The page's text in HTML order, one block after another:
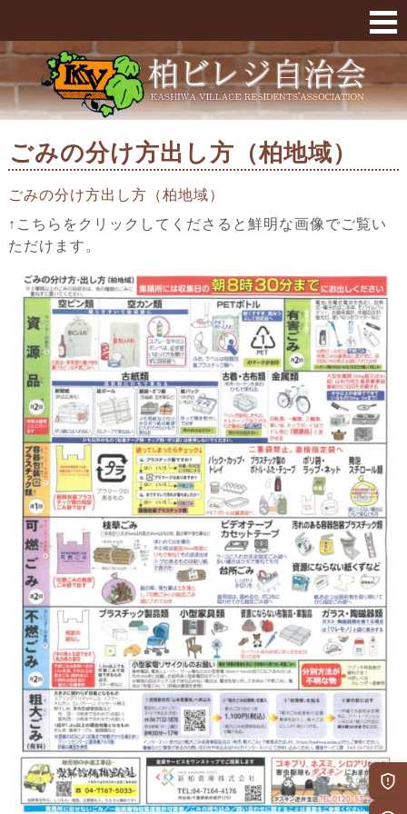
ごみの分け方出し方（柏地域） « 柏ビレジ
ごみの分け方出し方（柏地域）
ごみの分け方出し方（柏地域）
↑こちらをクリックしてくださると鮮明な画像でご覧い
ただけます。